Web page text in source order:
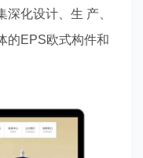
深化设计、生 产、
的EPS欧式构件和